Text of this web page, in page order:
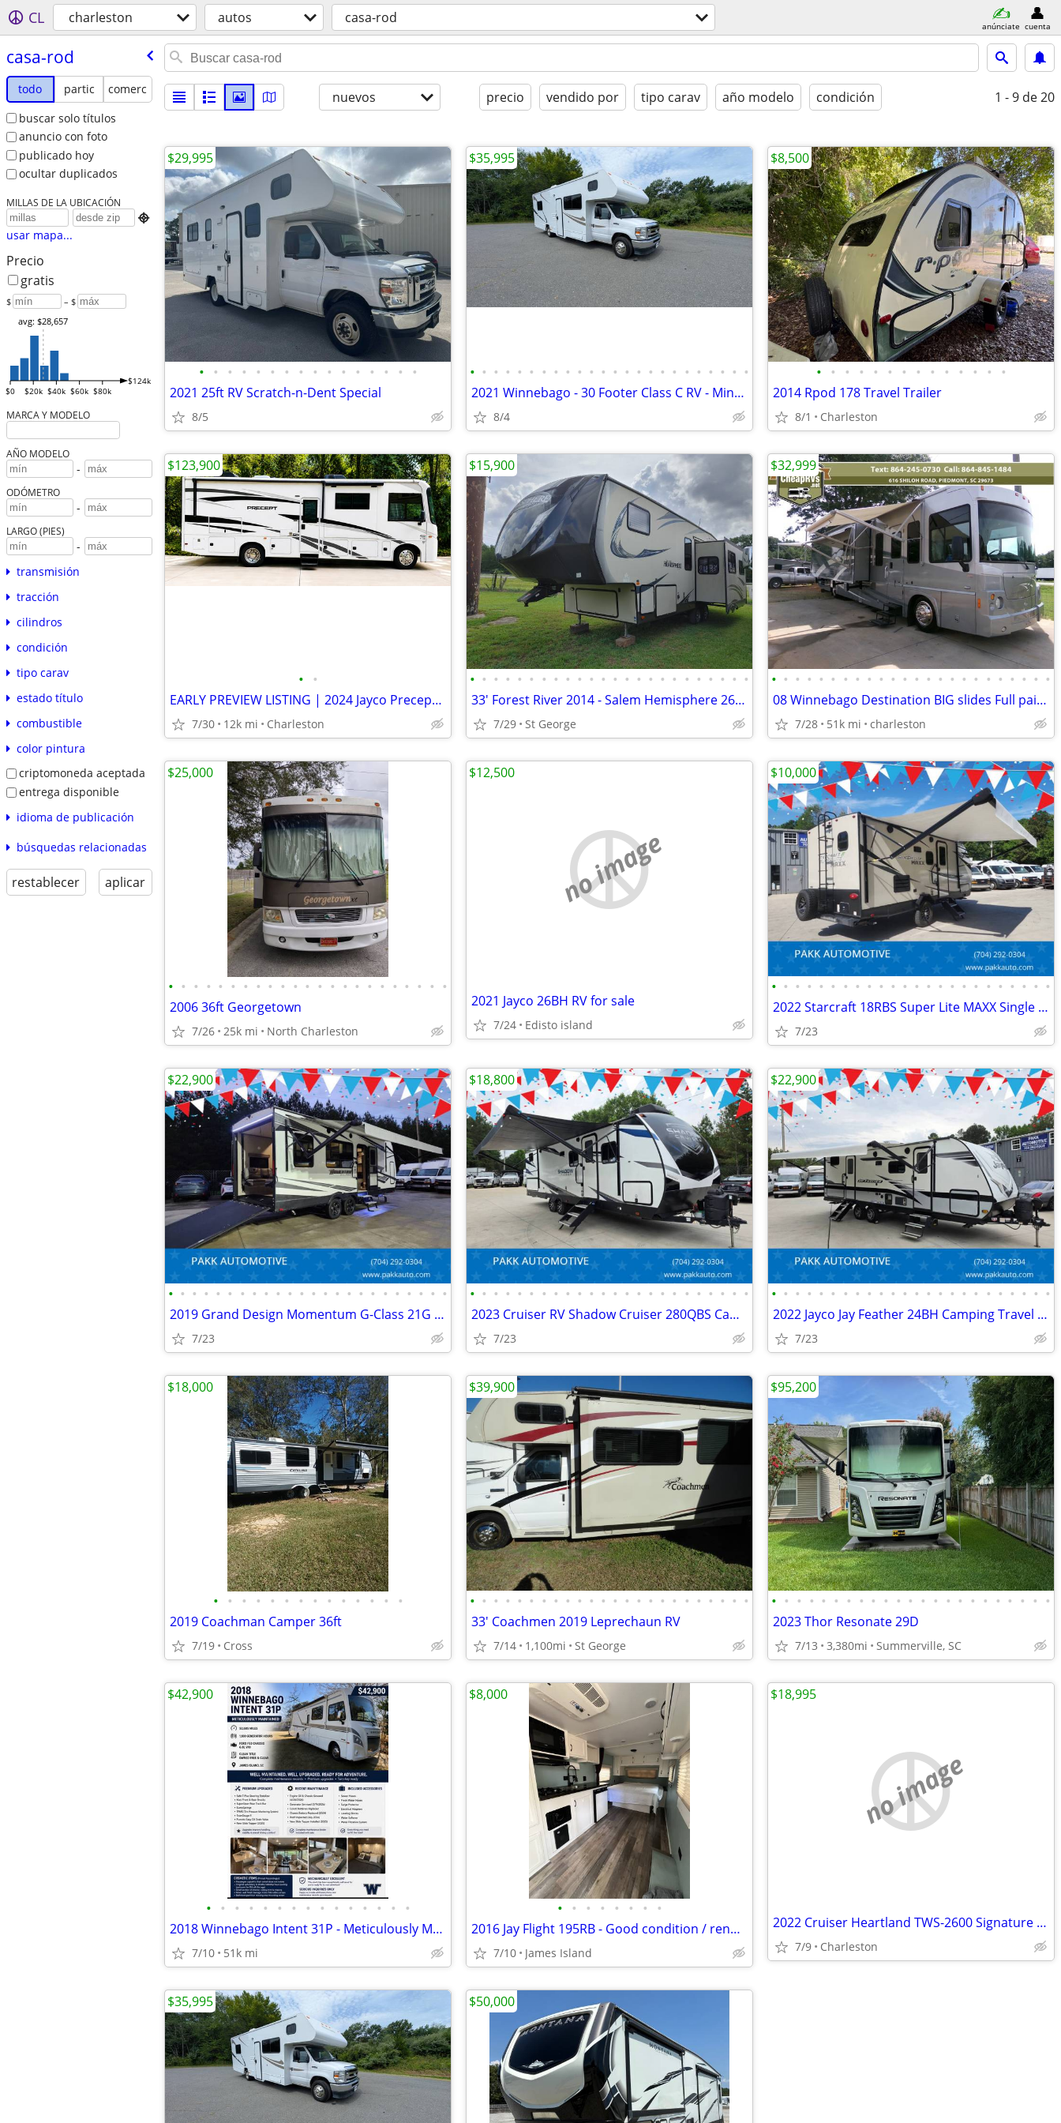
CL charleston autos casa-rod anúnciate cuenta
casa-rod
todo partic
comerc
buscar solo títulos
anuncio con foto
publicado hoy
ocultar duplicados
MILLAS DE LA UBICACIÓN

usar mapa...
Precio
gratis
$ – $
$0 $20k $40k $60k $80k
$124k
avg: $28,657
MARCA Y MODELO
AÑO MODELO
-
ODÓMETRO
-
LARGO (PIES)
-
transmisión
tracción
cilindros
condición
tipo carav
estado título
combustible
color pintura
criptomoneda aceptada
entrega disponible
idioma de publicación
búsquedas relacionadas
restablecer aplicar
nuevos precio vendido por tipo carav año modelo condición 1 - 9 de 20
• • • • • • • • • • • • • • • •
2021 25ft RV Scratch-n-Dent Special
8/5
$29,995
• • • • • • • • • • • • • • • • • • • • • • • •
2021 Winnebago - 30 Footer Class C RV - Minnie Winnie
8/4
$35,995
• • • • • • • • • • • • • •
2014 Rpod 178 Travel Trailer
8/1 Charleston
$8,500
• •
EARLY PREVIEW LISTING | 2024 Jayco Precept 31UL | Only 11,836 Miles
7/30 12k mi Charleston
$123,900
• • • • • • • • • • • • • • • • • • • • • • • •
33' Forest River 2014 - Salem Hemisphere 266 RBLS - CS210095
7/29 St George
$15,900
• • • • • • • • • • • • • • • • • • • • • • • •
08 Winnebago Destination BIG slides Full paint motorhome 340hp diesel
7/28 51k mi charleston
$32,999
• • • • • • • • • • • • • • • • • • • • • • •
2006 36ft Georgetown
7/26 25k mi North Charleston
$25,000
no image
2021 Jayco 26BH RV for sale
7/24 Edisto island
$12,500
• • • • • • • • • • • • • • • • • • • • • • • •
2022 Starcraft 18RBS Super Lite MAXX Single Axle Travel Trailer Camper
7/23
$10,000
• • • • • • • • • • • • • • • • • • • • • • • •
2019 Grand Design Momentum G-Class 21G Toy Hauler Camper FUEL STATION
7/23
$22,900
• • • • • • • • • • • • • • • • • • • • • • • •
2023 Cruiser RV Shadow Cruiser 280QBS Camper Camping Travel Trailer
7/23
$18,800
• • • • • • • • • • • • • • • • • • • • • • • •
2022 Jayco Jay Feather 24BH Camping Travel Trailer Camper CLEAN
7/23
$22,900
• • • • • • • • • • • • • •
2019 Coachman Camper 36ft
7/19 Cross
$18,000
• • • • • • • • • • • • • • • • • • • • • • • •
33' Coachmen 2019 Leprechaun RV
7/14 1,100mi St George
$39,900
• • • • • • • • • • • • • • • • • • • • • • •
2023 Thor Resonate 29D
7/13 3,380mi Summerville, SC
$95,200
• • • • • • • • • • • • • • •
2018 Winnebago Intent 31P - Meticulously Maintained - $42,900
7/10 51k mi
$42,900
• • • • • • • •
2016 Jay Flight 195RB - Good condition / renovated
7/10 James Island
$8,000
no image
2022 Cruiser Heartland TWS-2600 Signature Twilight
7/9 Charleston
$18,995
$35,995 $50,000